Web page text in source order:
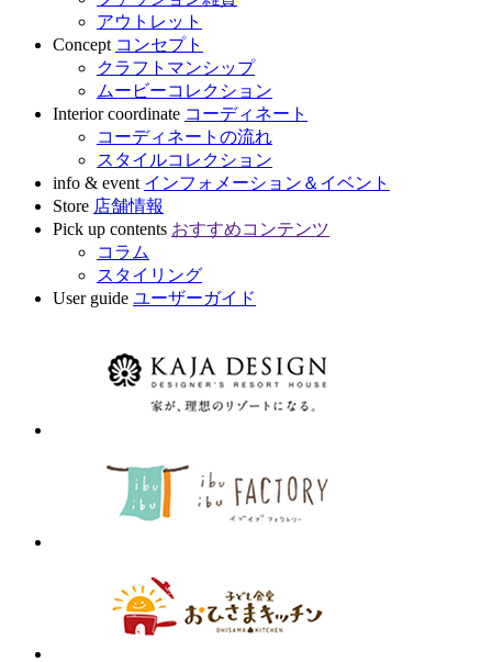
アウトレット
Concept コンセプト
クラフトマンシップ
ムービーコレクション
Interior coordinate コーディネート
コーディネートの流れ
スタイルコレクション
info & event インフォメーション＆イベント
Store 店舗情報
Pick up contents おすすめコンテンツ
コラム
スタイリング
User guide ユーザーガイド